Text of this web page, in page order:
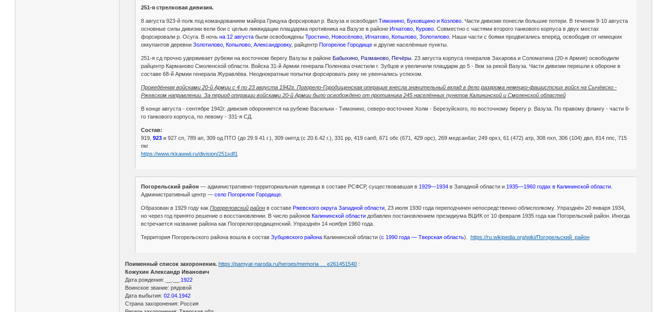
251-я стрелковая дивизия.
8 августа 923-й полк под командованием майора Грицука форсировал р. Вазуза и освободил Тимонино, Буковщино и Козлово. Части дивизии понесли большие потери. В течении 9-10 августа
основные силы дивизии вели бои с целью ликвидации плацдарма противника на Вазузе в районе Игнатово, Курово. Совместно с частями второго танкового корпуса в двух местах
форсировали р. Осуга. В ночь на 12 августабыли освобождены Тростино, Новосёлово, Игнатово, Копылово, Золотилово. Наши части с боями продвигались вперёд, освободив от немецких
оккупантов деревни Золотилово, Копылово, Александровку, райцентр Погорелое Городищеи другие населённые пункты.
251-я сд прочно удерживает рубежи на восточном берегу Вазузы в районеБабыхино, Разманово, Печёры. 23 августа корпуса генералов Захарова и Соломатина (20-я Армия) освободили
райцентр Карманово Смоленской области. Войска 31-й Армии генерала Поленова очистили г. Зубцов и увеличили плацдарм до 5 - 8км за рекой Вазуза. Части дивизии перешли к обороне в
составе 68-й Армии генерала Журавлёва. Неоднократные попытки форсировать реку не увенчались успехом.
Проведённая войсками 20-й Армии с 4 по 23 августа 1942г. Погорело-Городищенская операция внесла значительный вклад в дело разгрома немецко-фашистских войск на Сычёвско -
Ржевском направлении. За период операции войсками 20-й Армии было освобождено от противника 245 населённых пунктов Калининской и Смоленской областей
В конце августа - сентябре 1942г. дивизия обороняется на рубеже Васильки - Тимонино, северо-восточнее Холм - Березуйского, по восточному берегу р. Вазуза. По правому флангу - части 6-
го танкового корпуса, по левому - 331-я СД.
Состав:
919, 923и 927 сп, 789 ап, 309 од ПТО (до 29.9.41 г.), 309 оиптд (с 20.6.42 г.), 331 рр, 419 сапб, 671 обс (671, 429 орс), 269 медсанбат, 249 орхз, 61 (472) атр, 308 пхп, 306 (104) двл, 814 ппс, 715
пкг
https://www.rkkawwii.ru/division/251sdf1
Погорельский район — административно-территориальная единица в составе РСФСР, существовавшая в 1929—1934в Западной области и 1935—1960 годах в Калининской области.
Административный центр —село Погорелое Городище.
Образован в 1929 году как Погореловский районв составе Ржевского округа Западной области, 23 июля 1930 года переподчинен непосредственно облисполкому. Упразднён 20 января 1934,
но через год принято решение о восстановлении. В число районовКалининской областидобавлен постановлением президиума ВЦИК от 10 февраля 1935 года как Погорельский район. Иногда
встречается название района как Погорелогородищенский. Упразднён 14 ноября 1960 года.
Территория Погорельского района вошла в состав Зубцовского районаКалининской области (с 1990 года — Тверская область). https://ru.wikipedia.org/wiki/Погорельский_район
Поименный список захоронения. https://pamyat-naroda.ru/heroes/memoria … e261451540 :
Кожухин Александр Иванович
Дата рождения: __.__.1922
Воинское звание: рядовой
Дата выбытия:02.04.1942
Страна захоронения: Россия